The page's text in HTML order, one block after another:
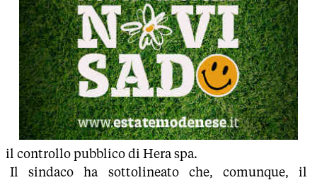
il controllo pubblico di Hera spa.
Il sindaco ha sottolineato che, comunque, il